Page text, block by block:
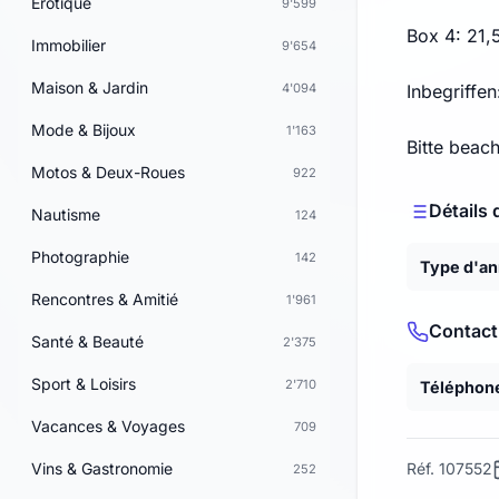
Immobilier 9'654
Maison & Jardin 4'094
Mode & Bijoux 1'163
Motos & Deux-Roues 922
Nautisme 124
Photographie 142
Rencontres & Amitié 1'961
Santé & Beauté 2'375
Sport & Loisirs 2'710
Vacances & Voyages 709
Vins & Gastronomie 252
Box 4:
Bitte
Détails
Type
Contact
Réf. 107552